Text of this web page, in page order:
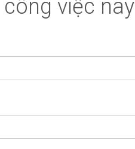
việc này